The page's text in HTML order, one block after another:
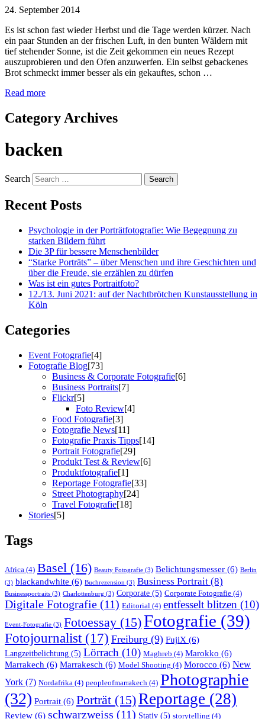
24. September 2014
Es ist schon fast wieder Herbst und die Tage werden kürzer. Nach
ein paar Stunden an der frischen Luft, in den bunten Wäldern mit
tief stehender Sonne, ist die Zeit gekommen ein neues Rezept
auszuprobieren und den Ofen anzuwerfen. Ein selbst gebackenes
Brot schmeckt immer besser als ein gekauftes, schon …
Read more
Category Archives
backen
Search
Recent Posts
Psychologie in der Porträtfotografie: Wie Begegnung zu
starken Bildern führt
Die 3P für bessere Menschenbilder
“Starke Porträts” – über Menschen und ihre Geschichten und
über die Freude, sie erzählen zu dürfen
Was ist ein gutes Portraitfoto?
12./13. Juni 2021: auf der Nachtbrötchen Kunstausstellung in
Köln
Categories
Event Fotografie[4]
Fotografie Blog[73]
Business & Corporate Fotografie[6]
Business Portraits[7]
Flickr[5]
Foto Review[4]
Food Fotografie[3]
Fotografie News[11]
Fotografie Praxis Tipps[14]
Portrait Fotografie[29]
Produkt Test & Review[6]
Produktfotografie[1]
Reportage Fotografie[33]
Street Photography[24]
Travel Fotografie[18]
Stories[5]
Tags
Africa (4) Basel (16) Beauty Fotografie (3) Belichtungsmesser (6) Berlin
(3) blackandwhite (6) Buchrezension (3) Business Portrait (8)
Businessportraits (3) Charlottenburg (3) Corporate (5) Corporate Fotografie (4)
Digitale Fotografie (11) Editorial (4) entfesselt blitzen (10)
Event-Fotografie (3) Fotoessay (15)Fotografie (39)
Fotojournalist (17) Freiburg (9) FujiX (6)
Langzeitbelichtung (5) Lörrach (10) Maghreb (4) Marokko (6)
Marrakech (6) Marrakesch (6) Model Shooting (4) Morocco (6) New
York (7) Nordafrika (4) peopleofmarrakech (4) Photographie
(32) Portrait (6) Porträt (15)Reportage (28)
Review (6) schwarzweiss (11) Stativ (5) storytelling (4)